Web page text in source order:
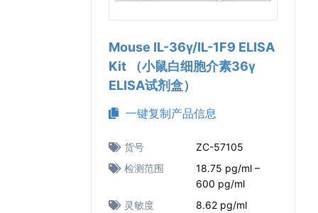
Mouse IL-36γ/IL-1F9 ELISA
Kit （小鼠白细胞介素36γ
ELISA试剂盒）
一键复制产品信息
货号
ZC-57105
检测范围
18.75 pg/ml –
600 pg/ml
灵敏度
8.62 pg/ml